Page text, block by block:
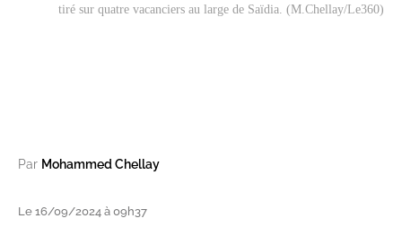
tiré sur quatre vacanciers au large de Saïdia. (M.Chellay/Le360)
Par Mohammed Chellay
Le 16/09/2024 à 09h37